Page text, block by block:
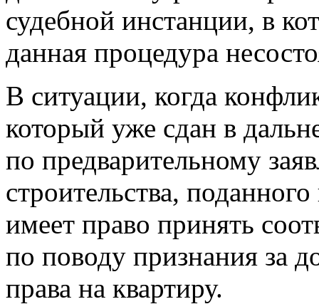
судебной инстанции, в
данная процедура
В ситуации, когда
который уже сдан в
по предварительному
строительства,
имеет право принять
по поводу признания за
права на квартиру.